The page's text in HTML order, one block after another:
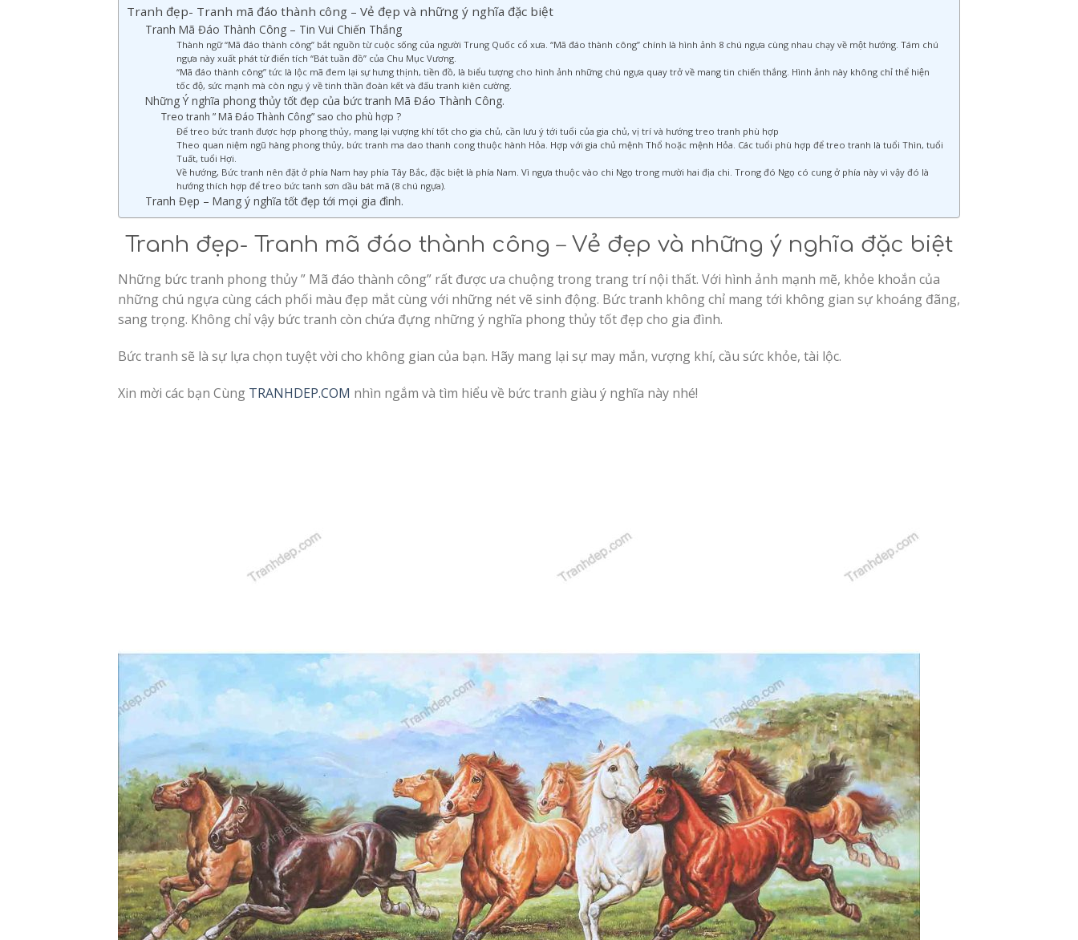
Tranh đẹp- Tranh mã đáo thành công – Vẻ đẹp và những ý nghĩa đặc biệt
Tranh Mã Đáo Thành Công – Tin Vui Chiến Thắng
Thành ngữ “Mã đáo thành công” bắt nguồn từ cuộc sống của người Trung Quốc cổ xưa. “Mã đáo thành công” chính là hình ảnh 8 chú ngựa cùng nhau chạy về một hướng. Tám chú
ngựa này xuất phát từ điển tích “Bát tuần đồ” của Chu Mục Vương.
“Mã đáo thành công” tức là lộc mã đem lại sự hưng thịnh, tiền đồ, là biểu tượng cho hình ảnh những chú ngựa quay trở về mang tin chiến thắng. Hình ảnh này không chỉ thể hiện
tốc độ, sức mạnh mà còn ngụ ý về tinh thần đoàn kết và đấu tranh kiên cường.
Những Ý nghĩa phong thủy tốt đẹp của bức tranh Mã Đáo Thành Công.
Treo tranh ” Mã Đáo Thành Công” sao cho phù hợp ?
Để treo bức tranh được hợp phong thủy, mang lại vượng khí tốt cho gia chủ, cần lưu ý tới tuổi của gia chủ, vị trí và hướng treo tranh phù hợp
Theo quan niệm ngũ hàng phong thủy, bức tranh ma dao thanh cong thuộc hành Hỏa. Hợp với gia chủ mệnh Thổ hoặc mệnh Hỏa. Các tuổi phù hợp để treo tranh là tuổi Thìn, tuổi
Tuất, tuổi Hợi.
Về hướng, Bức tranh nên đặt ở phía Nam hay phía Tây Bắc, đặc biệt là phía Nam. Vì ngựa thuộc vào chi Ngọ trong mười hai địa chi. Trong đó Ngọ có cung ở phía này vì vậy đó là
hướng thích hợp để treo bức tanh sơn dầu bát mã (8 chú ngựa).
Tranh Đẹp – Mang ý nghĩa tốt đẹp tới mọi gia đình.
Tranh đẹp- Tranh mã đáo thành công – Vẻ đẹp và những ý nghĩa đặc biệt
Những bức tranh phong thủy ” Mã đáo thành công” rất được ưa chuộng trong trang trí nội thất. Với hình ảnh mạnh mẽ, khỏe khoắn của
những chú ngựa cùng cách phối màu đẹp mắt cùng với những nét vẽ sinh động. Bức tranh không chỉ mang tới không gian sự khoáng đãng,
sang trọng. Không chỉ vậy bức tranh còn chứa đựng những ý nghĩa phong thủy tốt đẹp cho gia đình.
Bức tranh sẽ là sự lựa chọn tuyệt vời cho không gian của bạn. Hãy mang lại sự may mắn, vượng khí, cầu sức khỏe, tài lộc.
Xin mời các bạn Cùng TRANHDEP.COM nhìn ngắm và tìm hiểu về bức tranh giàu ý nghĩa này nhé!